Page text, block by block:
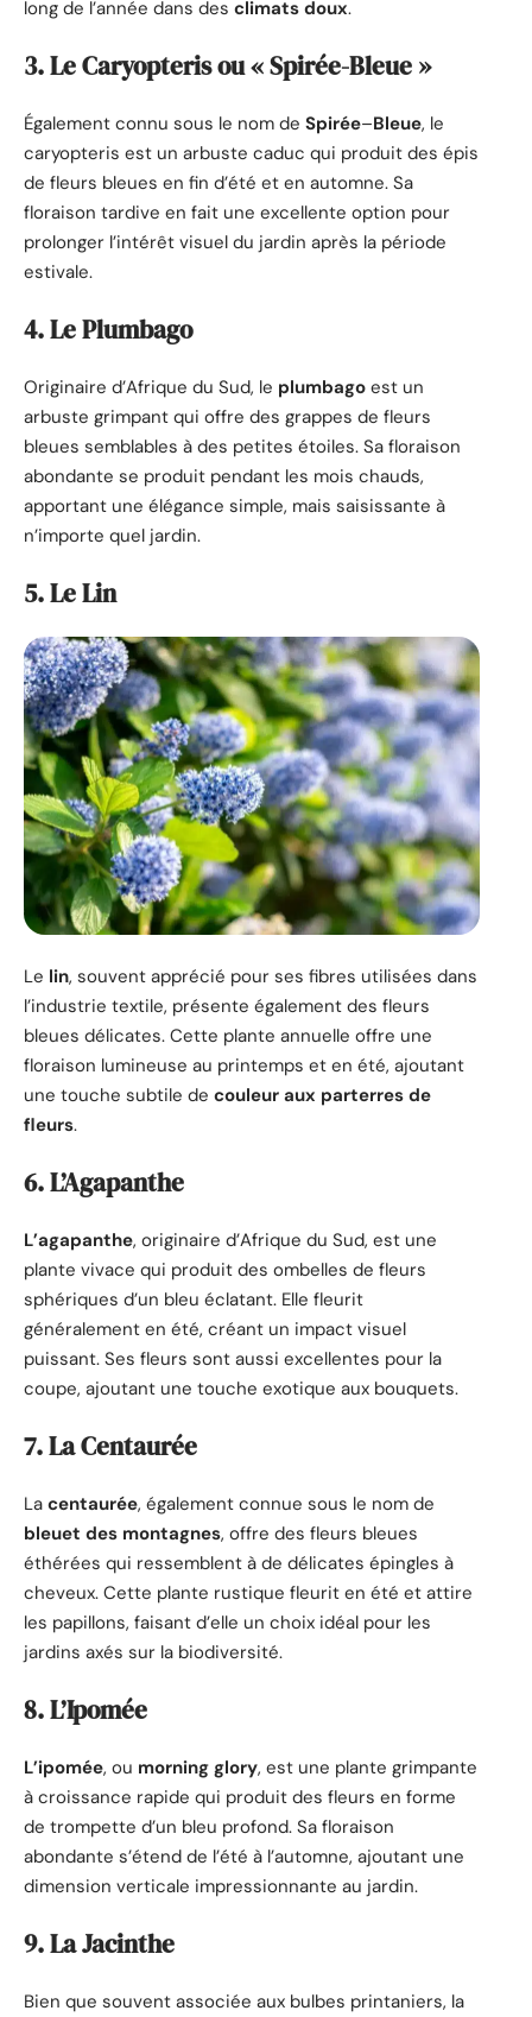
long de l’année dans des climats doux.
3. Le Caryopteris ou « Spirée-Bleue »
Également connu sous le nom de Spirée–Bleue, le
caryopteris est un arbuste caduc qui produit des épis
de fleurs bleues en fin d’été et en automne. Sa
floraison tardive en fait une excellente option pour
prolonger l’intérêt visuel du jardin après la période
estivale.
4. Le Plumbago
Originaire d’Afrique du Sud, le plumbago est un
arbuste grimpant qui offre des grappes de fleurs
bleues semblables à des petites étoiles. Sa floraison
abondante se produit pendant les mois chauds,
apportant une élégance simple, mais saisissante à
n’importe quel jardin.
5. Le Lin
Le lin, souvent apprécié pour ses fibres utilisées dans
l’industrie textile, présente également des fleurs
bleues délicates. Cette plante annuelle offre une
floraison lumineuse au printemps et en été, ajoutant
une touche subtile de couleur aux parterres de
fleurs.
6. L’Agapanthe
L’agapanthe, originaire d’Afrique du Sud, est une
plante vivace qui produit des ombelles de fleurs
sphériques d’un bleu éclatant. Elle fleurit
généralement en été, créant un impact visuel
puissant. Ses fleurs sont aussi excellentes pour la
coupe, ajoutant une touche exotique aux bouquets.
7. La Centaurée
La centaurée, également connue sous le nom de
bleuet des montagnes, offre des fleurs bleues
éthérées qui ressemblent à de délicates épingles à
cheveux. Cette plante rustique fleurit en été et attire
les papillons, faisant d’elle un choix idéal pour les
jardins axés sur la biodiversité.
8. L’Ipomée
L’ipomée, ou morning glory, est une plante grimpante
à croissance rapide qui produit des fleurs en forme
de trompette d’un bleu profond. Sa floraison
abondante s’étend de l’été à l’automne, ajoutant une
dimension verticale impressionnante au jardin.
9. La Jacinthe
Bien que souvent associée aux bulbes printaniers, la